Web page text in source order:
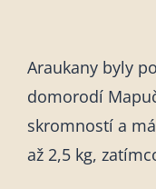
Araukany byly
domorodí
skromností a
až 2,5 kg,